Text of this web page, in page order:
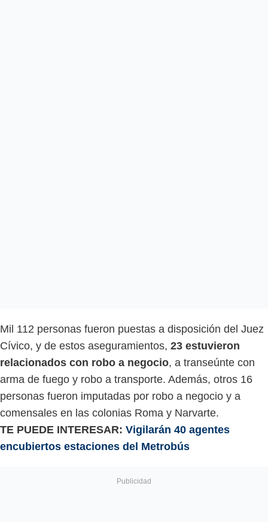
Mil 112 personas fueron puestas a disposición del Juez
Cívico, y de estos aseguramientos, 23 estuvieron
relacionados con robo a negocio, a transeúnte con
arma de fuego y robo a transporte. Además, otros 16
personas fueron imputadas por robo a negocio y a
comensales en las colonias Roma y Narvarte.
TE PUEDE INTERESAR: Vigilarán 40 agentes
encubiertos estaciones del Metrobús​